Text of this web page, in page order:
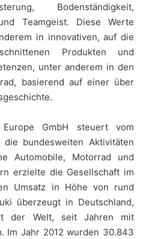
Bodenständigkeit,
Teamgeist. Diese Werte
in innovativen, auf die
Produkten und
unter anderem in den
basierend auf einer über
GmbH steuert vom
bundesweiten Aktivitäten
Automobile, Motorrad und
erzielte die Gesellschaft im
Umsatz in Höhe von rund
überzeugt in Deutschland,
der Welt, seit Jahren mit
Im Jahr 2012 wurden 30.843